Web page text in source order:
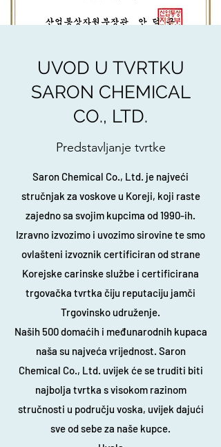
UVOD U TVRTKU
SARON CHEMICAL
CO., LTD.
Predstavljanje tvrtke
Saron Chemical Co., Ltd. je najveći
stručnjak za voskove u Koreji, koji raste
zajedno sa svojim kupcima od 1990-ih.
Izravno izvozimo i uvozimo sirovine te smo
ovlašteni izvoznik certificiran od strane
Korejske carinske službe i certificirana
trgovačka tvrtka čiju reputaciju jamči
Trgovinsko udruženje.
Naših 500 domaćih i međunarodnih kupaca
naša su najveća vrijednost. Saron
Chemical Co., Ltd. uvijek će se truditi biti
najbolja tvrtka s visokom razinom
stručnosti u području voska, uvijek dajući
sve od sebe za naše kupce.